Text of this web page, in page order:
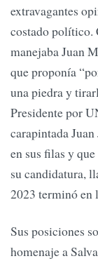
extravagantes
costado político.
manejaba Juan
que proponía
una piedra y
Presidente por
carapintada
en sus filas y
su candidatura,
2023 terminó en
Sus posiciones
homenaje a